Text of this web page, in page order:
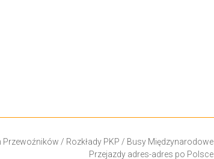
Przewoźników / Rozkłady PKP / Busy Międzynarodowe
Przejazdy adres-adres po Polsce